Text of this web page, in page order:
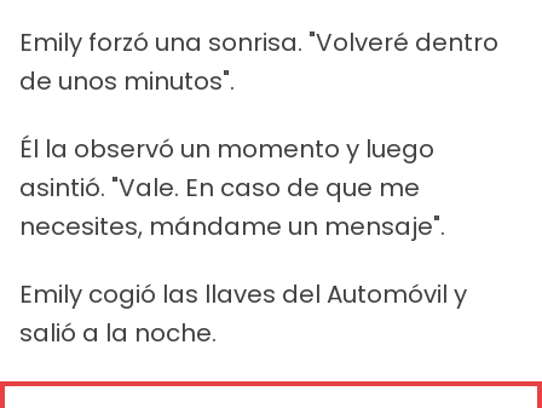
Emily forzó una sonrisa. "Volveré dentro
de unos minutos".
Él la observó un momento y luego
asintió. "Vale. En caso de que me
necesites, mándame un mensaje".
Emily cogió las llaves del Automóvil y
salió a la noche.